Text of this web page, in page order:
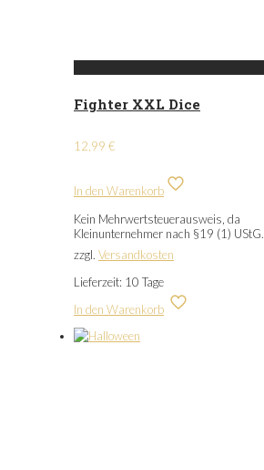
Fighter XXL Dice
12,99 €
In den Warenkorb
Kein Mehrwertsteuerausweis, da
Kleinunternehmer nach §19 (1) UStG.
zzgl. Versandkosten
Lieferzeit: 10 Tage
In den Warenkorb